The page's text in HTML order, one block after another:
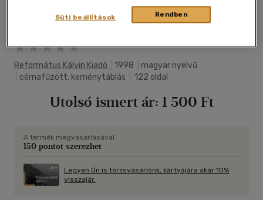
Kívánságlistához adom Megosztom
Református Kálvin Kiadó 1998
magyar nyelvű
cérnafűzött, keménytáblás 122 oldal
Utolsó ismert ár: 1 500 Ft
A termék megvásárlásával
150 pontot szerezhet
Legyen Ön is törzsvásárlónk, kártyájára akár 10%
visszajár.
Rendben
Süti beállítások